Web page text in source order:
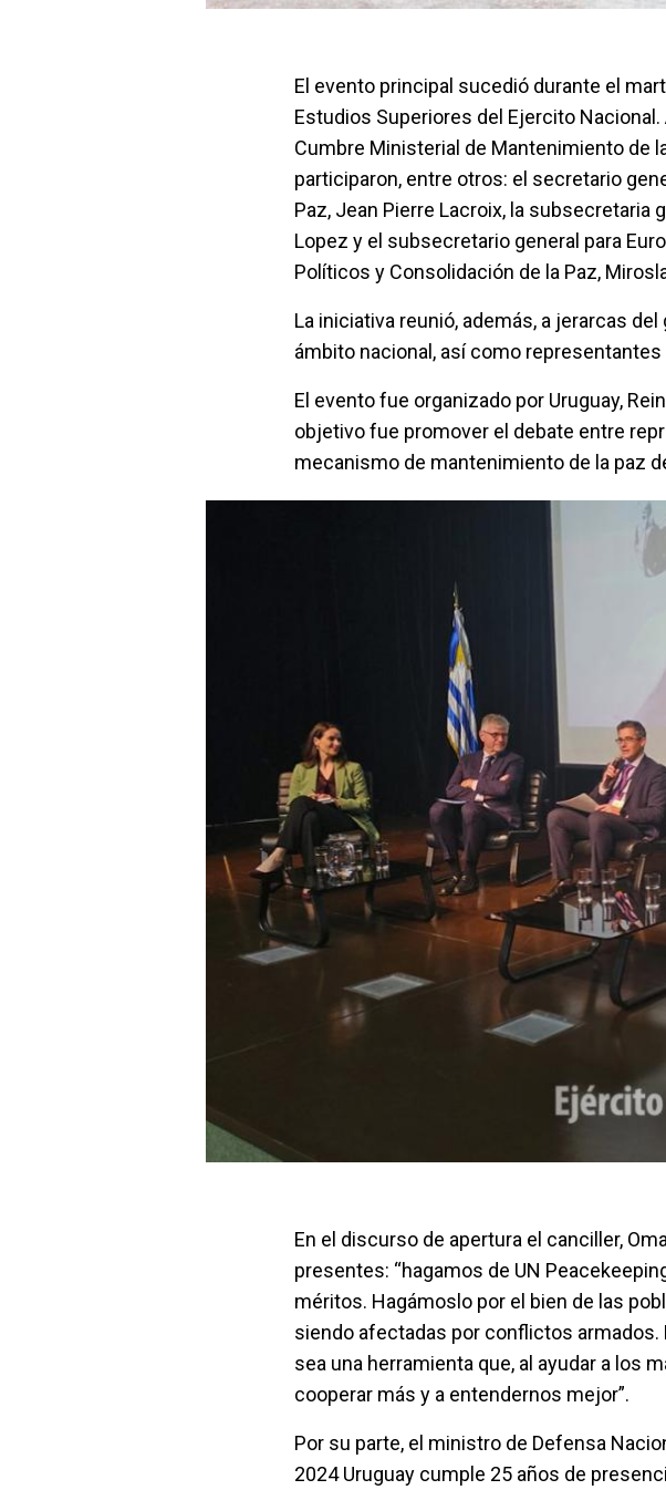
El evento principal sucedió durante el
Estudios Superiores del Ejercito
Cumbre Ministerial de Mantenimiento de
participaron, entre otros: el secretario
Paz, Jean Pierre Lacroix, la subsecretaria
Lopez y el subsecretario general para
Políticos y Consolidación de la Paz,
La iniciativa reunió, además, a jerarcas
ámbito nacional, así como
El evento fue organizado por Uruguay,
objetivo fue promover el debate entre
mecanismo de mantenimiento de la paz
En el discurso de apertura el canciller,
presentes: “hagamos de UN
méritos. Hagámoslo por el bien de las
siendo afectadas por conflictos
sea una herramienta que, al ayudar a los
cooperar más y a entendernos mejor”.
Por su parte, el ministro de Defensa
2024 Uruguay cumple 25 años de